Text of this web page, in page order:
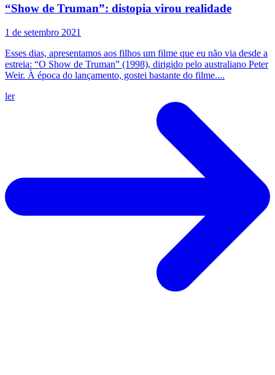
“Show de Truman”: distopia virou realidade
1 de setembro 2021
Esses dias, apresentamos aos filhos um filme que eu não via desde a
estreia: “O Show de Truman” (1998), dirigido pelo australiano Peter
Weir. À época do lançamento, gostei bastante do filme....
ler